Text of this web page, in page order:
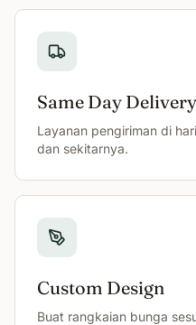
Same Day Delivery
Layanan pengiriman di
dan sekitarnya.
Custom Design
Buat rangkaian bunga